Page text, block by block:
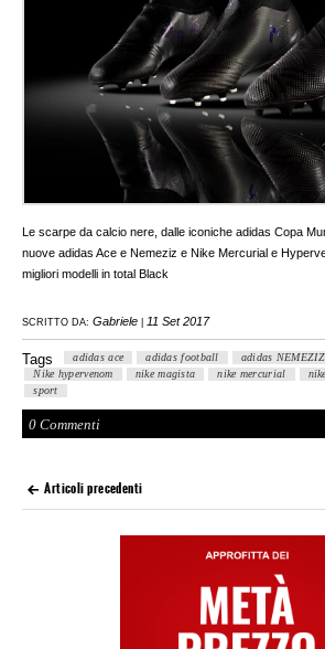
Le scarpe da calcio nere, dalle iconiche adidas Copa
nuove adidas Ace e Nemeziz e Nike Mercurial e
migliori modelli in total Black
SCRITTO DA: Gabriele 11 Set 2017
Tags adidas ace adidas football adidas NEMEZIZ
Nike hypervenom
nike magista nike mercurial
sport
0 Commenti
Articoli precedenti